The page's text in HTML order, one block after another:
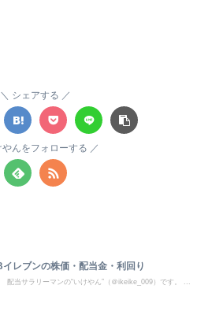
シェアする
やんをフォローする
レブンの株価・配当金・利回り
配当サラリーマンの“いけやん”（＠ikeike_009）です。 ...